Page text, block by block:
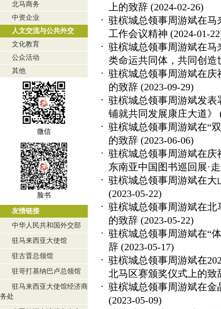
北马商务
中资企业
人文交流与公共外交
文化教育
公众活动
其他
微信
脸书
友情链接
中华人民共和国外交部
驻马来西亚大使馆
驻古晋总领馆
驻哥打基纳巴卢总领馆
驻马来西亚大使馆经济商
务处
上的致辞 (2024-02-26)
驻槟城总领事周游斌在
工作会议精神 (2024-01-
驻槟城总领事周游斌在
类命运共同体，共同创造
驻槟城总领事周游斌在
的致辞 (2023-09-29)
驻槟城总领事周游斌发表
铺就共同发展康庄大道》
驻槟城总领事周游斌在“
的致辞 (2023-06-06)
驻槟城总领事周游斌在庆
东南亚中国图书巡回展·
驻槟城总领事周游斌在
(2023-05-22)
驻槟城总领事周游斌在北
的致辞 (2023-05-22)
驻槟城总领事周游斌在“
辞 (2023-05-17)
驻槟城总领事周游斌在
北马区赛颁奖仪式上的致
驻槟城总领事周游斌在
(2023-05-09)